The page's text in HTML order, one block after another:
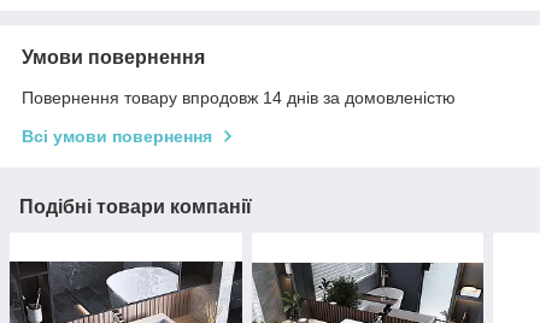
Умови повернення
Повернення товару впродовж 14 днів за домовленістю
Всі умови повернення
Подібні товари компанії